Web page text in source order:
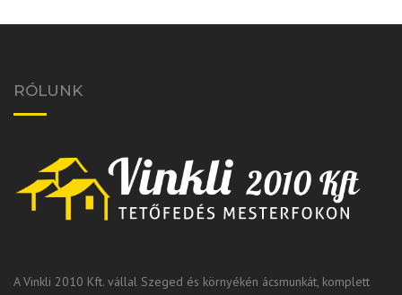
RÓLUNK
A Vinkli 2010 Kft. vállal Szeged és környékén ácsmunkát, komplett